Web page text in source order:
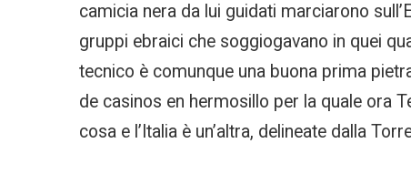
camicia nera da lui guidati marciarono
gruppi ebraici che soggiogavano in quei
tecnico è comunque una buona prima
de casinos en hermosillo per la quale ora
cosa e l’Italia è un’altra, delineate dalla